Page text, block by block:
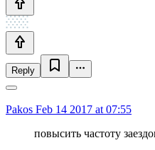
Reply
Pakos Feb 14 2017 at 07:55
повысить частоту